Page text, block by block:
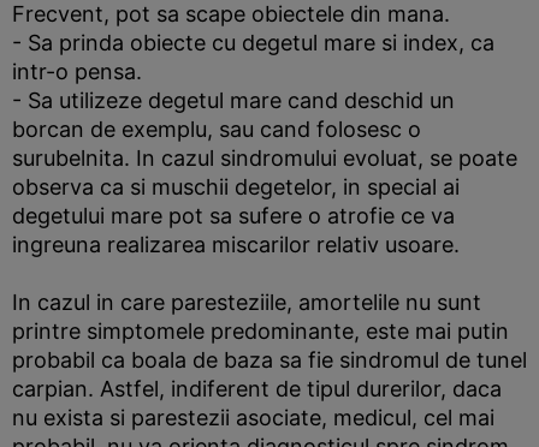
Frecvent, pot sa scape obiectele din mana.
- Sa prinda obiecte cu degetul mare si index, ca
intr-o pensa.
- Sa utilizeze degetul mare cand deschid un
borcan de exemplu, sau cand folosesc o
surubelnita. In cazul sindromului evoluat, se poate
observa ca si muschii degetelor, in special ai
degetului mare pot sa sufere o atrofie ce va
ingreuna realizarea miscarilor relativ usoare.
In cazul in care paresteziile, amortelile nu sunt
printre simptomele predominante, este mai putin
probabil ca boala de baza sa fie sindromul de tunel
carpian. Astfel, indiferent de tipul durerilor, daca
nu exista si parestezii asociate, medicul, cel mai